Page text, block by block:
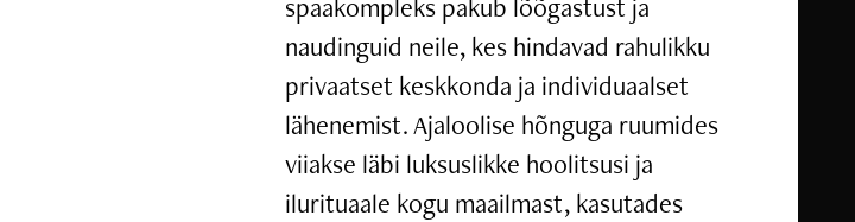
naudinguid neile, kes hindavad rahulikku
privaatset keskkonda ja individuaalset
lähenemist. Ajaloolise hõnguga ruumides
viiakse läbi luksuslikke hoolitsusi ja
ilurituaale kogu maailmast, kasutades